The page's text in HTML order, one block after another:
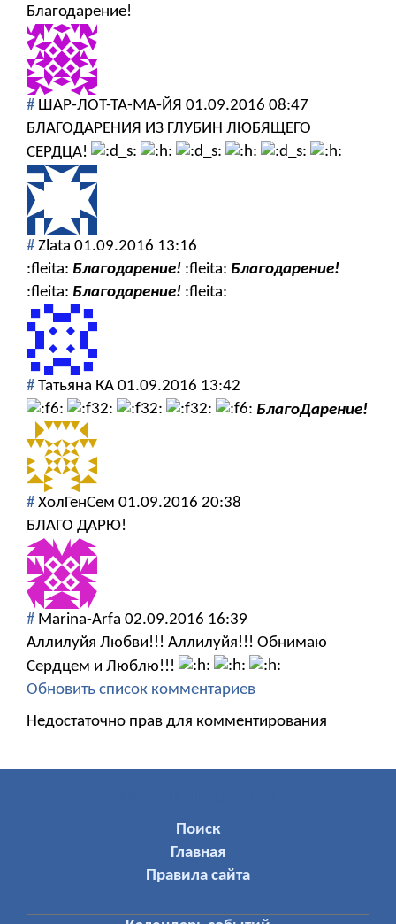
Благодарение!
# ШАР-ЛОТ-ТА-МА-ЙЯ 01.09.2016 08:47
БЛАГОДАРЕНИЯ ИЗ ГЛУБИН ЛЮБЯЩЕГО
СЕРДЦА!
# Zlata 01.09.2016 13:16
:fleita: Благодарение! :fleita: Благодарение!
:fleita: Благодарение! :fleita:
# Татьяна КА 01.09.2016 13:42
БлагоДарение!
# ХолГенСем 01.09.2016 20:38
БЛАГО ДАРЮ!
# Marina-Arfa 02.09.2016 16:39
Аллилуйя Любви!!! Аллилуйя!!! Обнимаю
Сердцем и Люблю!!!
Обновить список комментариев
Недостаточно прав для комментирования
Поиск
Главная
Правила сайта